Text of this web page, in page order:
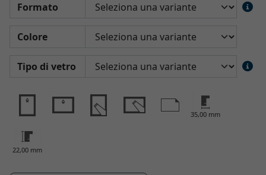
Formato
Colore
Tipo di vetro
35,00 mm
22,00 mm